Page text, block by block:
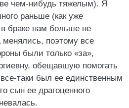
чем-нибудь тяжелым). Я
раньше (как уже
браке нам больше не
менялись, поэтому все
были только «за»,
обещавшую помогать
таки был ее единственным
сын ее драгоценного